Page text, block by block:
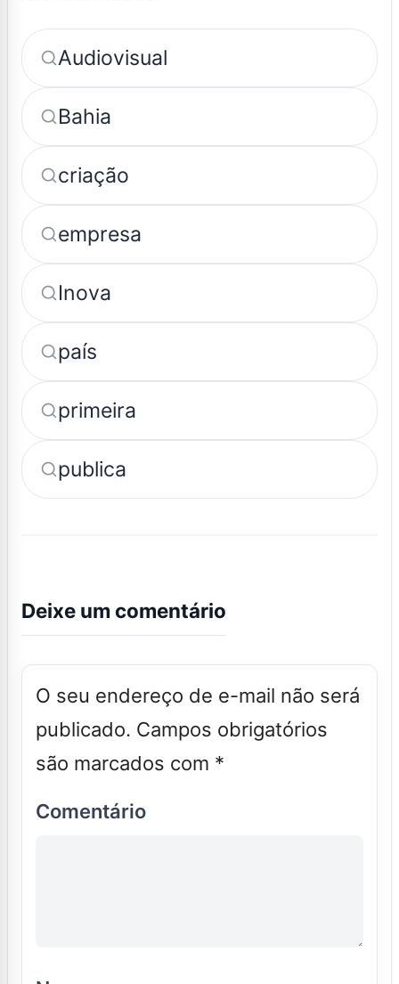
Audiovisual
Bahia
criação
empresa
Inova
país
primeira
publica
Deixe um comentário
O seu endereço de e-mail não será
publicado. Campos obrigatórios
são marcados com *
Comentário